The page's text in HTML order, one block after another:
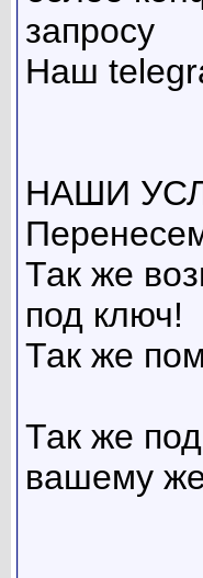
запросу
Наш
НАШИ
Так же
под ключ!
Так же
Так же
вашему